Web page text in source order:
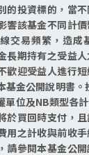
受影響」的情
變化的承受度
專業團隊管
的投資標的，當
響該基金不同計
交易頻繁，造成
長期持有之受益
歡迎受益人進行
基金公開說明書
單位及NB類型各
於買回時支付，
用之計收與前收
請參閱本基金公